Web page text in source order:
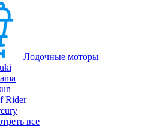
Лодочные моторы
Rider
все